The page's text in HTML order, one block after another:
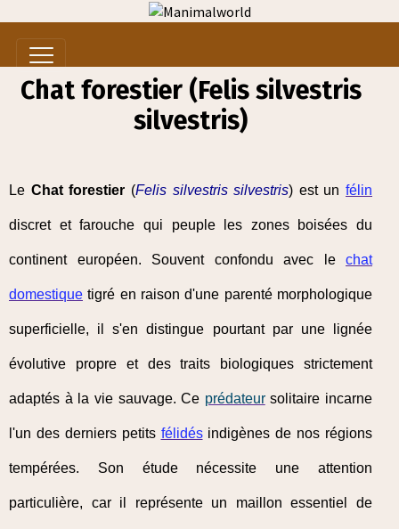
Chat forestier (Felis silvestris
silvestris)
Le Chat forestier (Felis silvestris silvestris) est un félin
discret et farouche qui peuple les zones boisées du
continent européen. Souvent confondu avec le chat
domestique tigré en raison d'une parenté morphologique
superficielle, il s'en distingue pourtant par une lignée
évolutive propre et des traits biologiques strictement
adaptés à la vie sauvage. Ce prédateursolitaire incarne
l'un des derniers petits félidésindigènes de nos régions
tempérées. Son étude nécessite une attention
particulière, car il représente un maillon essentiel de